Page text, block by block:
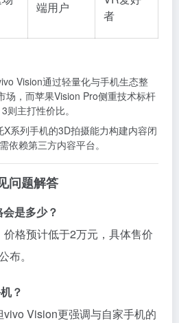
端用户
者
Vision通过轻量化与手机生态整
场，而苹果Vision Pro侧重技术标杆
则主打性价比。
X系列手机的3D拍摄能力构建内容闭
依赖第三方内容平台。
问题解答
是多少？
格预计低于2万元，具体售价
布。
？
Vision更强调与自家手机的